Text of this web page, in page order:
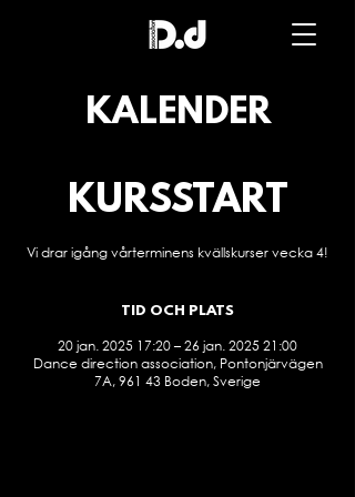
KALENDER
KURSSTART
Vi drar igång vårterminens kvällskurser vecka 4!
TID OCH PLATS
20 jan. 2025 17:20 – 26 jan. 2025 21:00
Dance direction association, Pontonjärvägen
7A, 961 43 Boden, Sverige